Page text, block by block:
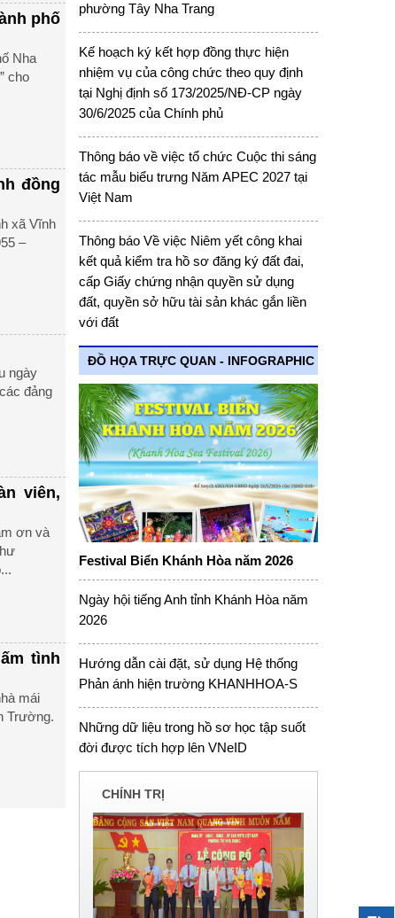
phố
Nha
cho
đồng
xã Vĩnh
–
ngày
đảng
viên,
ơn và
tình
mái
Trường.
phường Tây Nha Trang
Kế hoạch ký kết hợp đồng thực hiện
nhiệm vụ của công chức theo quy định
tại Nghị định số 173/2025/NĐ-CP ngày
30/6/2025 của Chính phủ
Thông báo về việc tổ chức Cuộc thi sáng
tác mẫu biểu trưng Năm APEC 2027 tại
Việt Nam
Thông báo Về việc Niêm yết công khai
kết quả kiểm tra hồ sơ đăng ký đất đai,
cấp Giấy chứng nhận quyền sử dụng
đất, quyền sở hữu tài sản khác gắn liền
với đất
ĐỒ HỌA TRỰC QUAN - INFOGRAPHIC
Festival Biển Khánh Hòa năm 2026
Ngày hội tiếng Anh tỉnh Khánh Hòa năm
2026
Hướng dẫn cài đặt, sử dụng Hệ thống
Phản ánh hiện trường KHANHHOA-S
Những dữ liệu trong hồ sơ học tập suốt
đời được tích hợp lên VNeID
CHÍNH TRỊ